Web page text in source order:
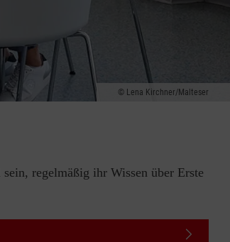
Lena Kirchner/Malteser
regelmäßig ihr Wissen über Erste